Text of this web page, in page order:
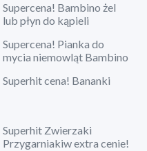
Supercena! Bambino żel
lub płyn do kąpieli
Supercena! Pianka do
mycia niemowląt Bambino
Superhit cena! Bananki
Superhit Zwierzaki
Przygarniakiw extra cenie!